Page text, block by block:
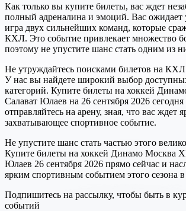
Как только вы купите билеты, вас ждет
полный адреналина и эмоций. Вас ожидает
игра двух сильнейших команд, которые
КХЛ. Это событие привлекает множество
поэтому не упустите шанс стать одним из
Не утруждайтесь поисками билетов на КХЛ
У нас вы найдете широкий выбор
категорий. Купите билеты на хоккей
Салават Юлаев на 26 сентября 2026
отправляйтесь на арену, зная, что вас ждет
захватывающее спортивное событие.
Не упустите шанс стать частью этого
Купите билеты на хоккей Динамо Москва
Юлаев 26 сентября 2026 прямо сейчас и
ярким спортивным событием этого сезона
Подпишитесь на рассылку, чтобы быть в
событий